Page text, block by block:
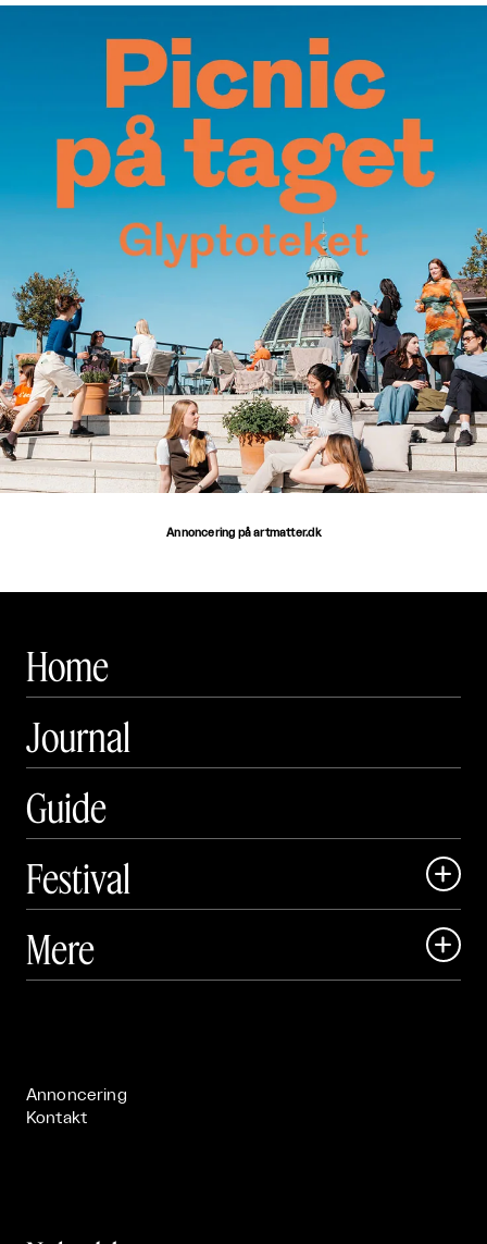
Annoncering på artmatter.dk
Home
Journal
Guide
Festival

 Art Matter Festival
Mere 
Annoncering
Kontakt